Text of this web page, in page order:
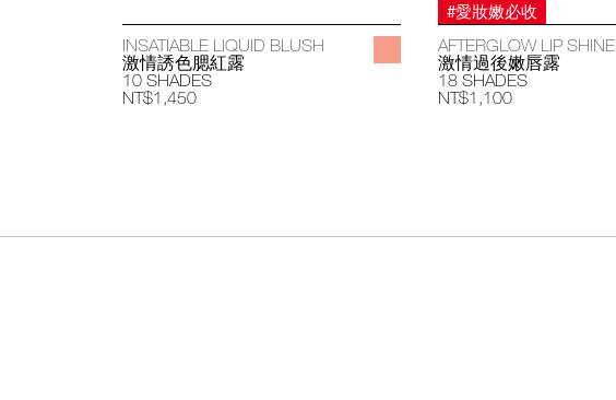
INSATIABLE LIQUID BLUSH
激情誘色腮紅露
10 SHADES
NT$1,450
#愛妝嫩必收
AFTERGLOW LIP SHINE
激情過後嫩唇露
18 SHADES
NT$1,100